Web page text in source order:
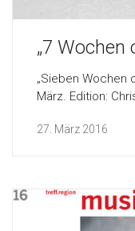
„7 Wochen
„Sieben Wochen
März. Edition:
27. März 2016